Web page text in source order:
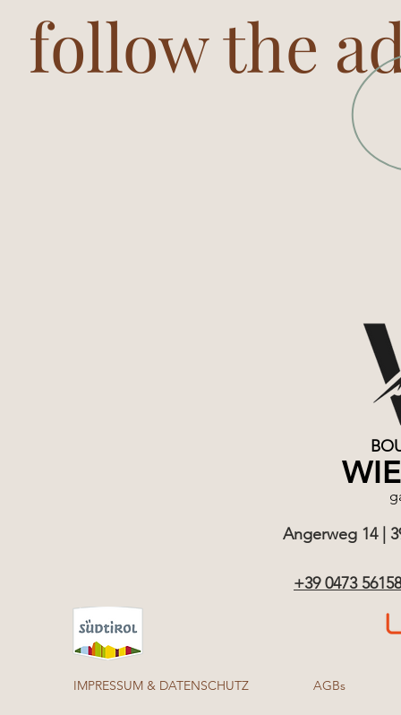
follow the
Angerweg 14 |
+39 0473
IMPRESSUM & DATENSCHUTZ AGBs